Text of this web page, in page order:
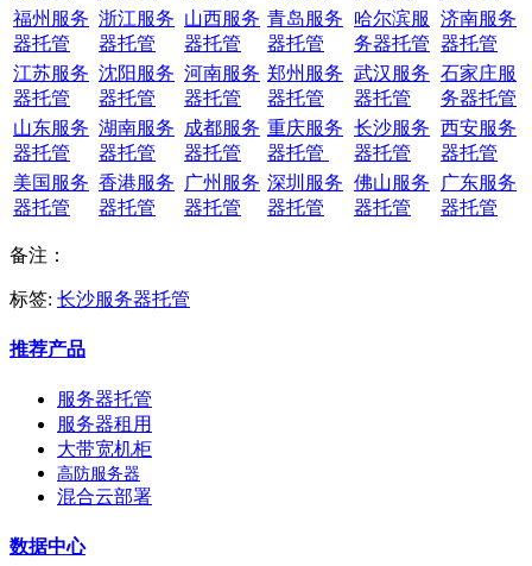
福州服务
器托管
浙江服务
器托管
山西服务
器托管
青岛服务
器托管
哈尔滨服
务器托管
济南服务
器托管
江苏服务
器托管
沈阳服务
器托管
河南服务
器托管
郑州服务
器托管
武汉服务
器托管
石家庄服
务器托管
山东服务
器托管
湖南服务
器托管
成都服务
器托管
重庆服务
器托管
长沙服务
器托管
西安服务
器托管
美国服务
器托管
香港服务
器托管
广州服务
器托管
深圳服务
器托管
佛山服务
器托管
广东服务
器托管
备注：
标签: 长沙服务器托管
推荐产品
服务器托管
服务器租用
大带宽机柜
高防服务器
混合云部署
数据中心